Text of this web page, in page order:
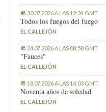
30.07.2026 A LAS 12:34 GMT
Todos los fuegos del fuego
EL CALLEJÓN
24.07.2026 A LAS 08:58 GMT
"Fauces"
EL CALLEJÓN
18.07.2026 A LAS 14:03 GMT
Noventa años de soledad
EL CALLEJÓN